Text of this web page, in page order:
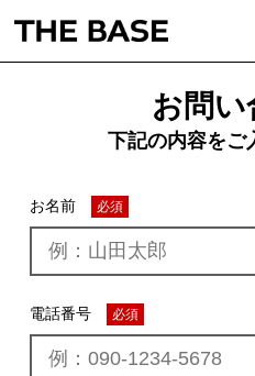
お問い
下記の内容をご
お名前 必須
電話番号 必須